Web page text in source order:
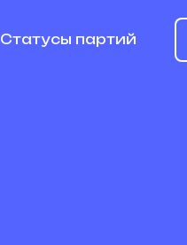
Статусы партий